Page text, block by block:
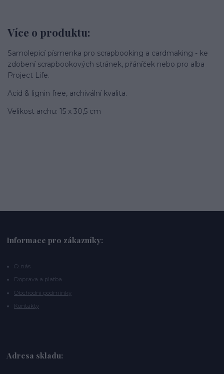
Více o produktu:
Samolepicí písmenka pro scrapbooking a cardmaking - ke
zdobení scrapbookových stránek, přáníček nebo pro alba
Project Life.
Acid & lignin free, archivální kvalita.
Velikost archu: 15 x 30,5 cm
Informace pro zákazníky:
O nás
Doprava a platba
Obchodní podmínky
Kontakty
Adresa skladu: